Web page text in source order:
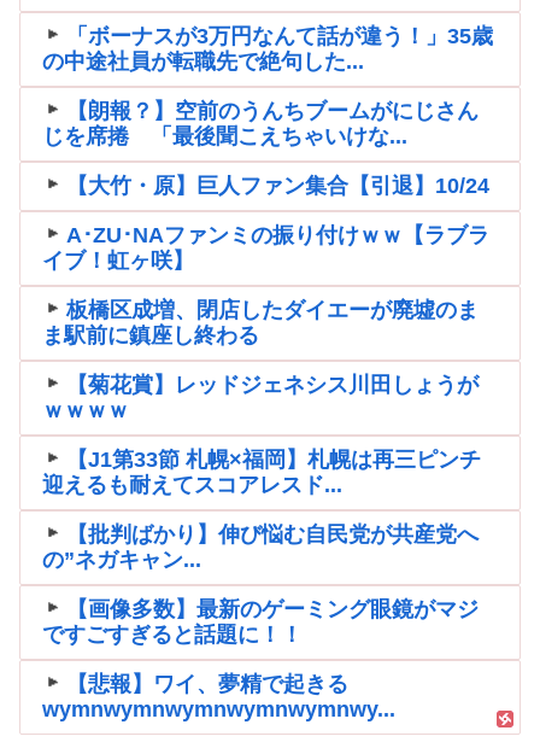
「ボーナスが3万円なんて話が違う！」35歳
の中途社員が転職先で絶句した...
【朗報？】空前のうんちブームがにじさん
じを席捲 「最後聞こえちゃいけな...
【大竹・原】巨人ファン集合【引退】10/24
A･ZU･NAファンミの振り付けｗｗ【ラブラ
イブ！虹ヶ咲】
板橋区成増、閉店したダイエーが廃墟のま
ま駅前に鎮座し終わる
【菊花賞】レッドジェネシス川田しょうが
ｗｗｗｗ
【J1第33節 札幌×福岡】札幌は再三ピンチ
迎えるも耐えてスコアレスド...
【批判ばかり】伸び悩む自民党が共産党へ
の”ネガキャン...
【画像多数】最新のゲーミング眼鏡がマジ
ですごすぎると話題に！！
【悲報】ワイ、夢精で起きる
wymnwymnwymnwymnwymnwy...